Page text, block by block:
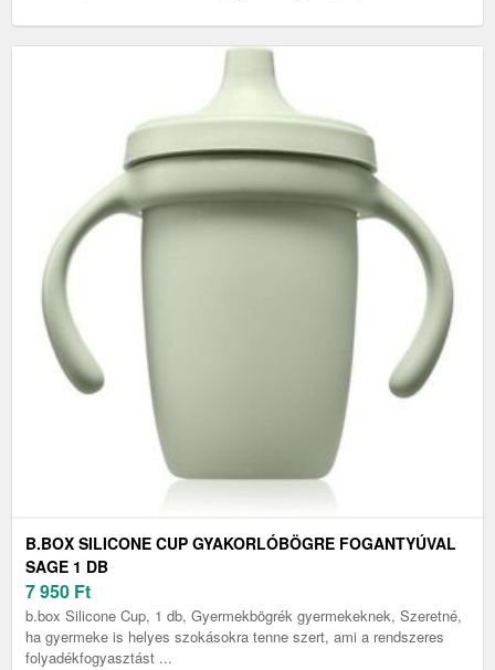
B.BOX SILICONE CUP GYAKORLÓBÖGRE FOGANTYÚVAL
SAGE 1 DB
7 950 Ft
b.box Silicone Cup, 1 db, Gyermekbögrék gyermekeknek, Szeretné,
ha gyermeke is helyes szokásokra tenne szert, ami a rendszeres
folyadékfogyasztást ...